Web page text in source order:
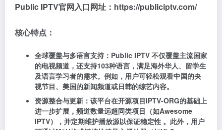
Public IPTV官网入口网址：https://publiciptv.com/
核心特点：
全球覆盖与多语言支持：Public IPTV 不仅覆盖主流国家
的电视频道，还支持103种语言，满足海外华人、留学生
及语言学习者的需求。例如，用户可轻松观看中国的央
视节目、美国的新闻频道或日韩的综艺内容。
资源整合与更新：该平台在开源项目IPTV-ORG的基础上
进一步扩展，频道数量远超同类项目（如Awesome
IPTV），并定期维护播放源以保证稳定性 。此外，用户